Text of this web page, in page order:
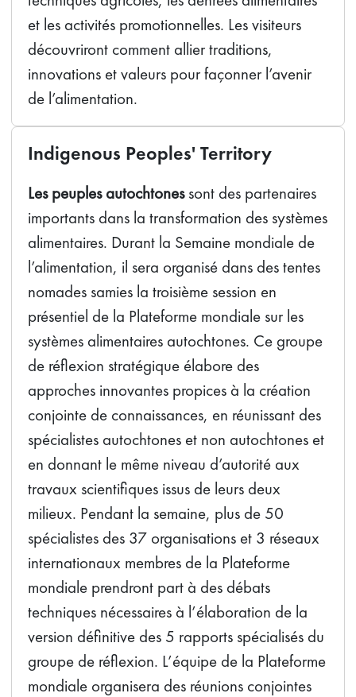
et les activités promotionnelles. Les visiteurs
découvriront comment allier traditions,
innovations et valeurs pour façonner l’avenir
de l’alimentation.
Indigenous Peoples' Territory
Les peuples autochtonessont des partenaires
importants dans la transformation des systèmes
alimentaires. Durant la Semaine mondiale de
l’alimentation, il sera organisé dans des tentes
nomades samies la troisième session en
présentiel de la Plateforme mondiale sur les
systèmes alimentaires autochtones. Ce groupe
de réflexion stratégique élabore des
approches innovantes propices à la création
conjointe de connaissances, en réunissant des
spécialistes autochtones et non autochtones et
en donnant le même niveau d’autorité aux
travaux scientifiques issus de leurs deux
milieux. Pendant la semaine, plus de 50
spécialistes des 37 organisations et 3 réseaux
internationaux membres de la Plateforme
mondiale prendront part à des débats
techniques nécessaires à l’élaboration de la
version définitive des 5 rapports spécialisés du
groupe de réflexion. L’équipe de la Plateforme
mondiale organisera des réunions conjointes